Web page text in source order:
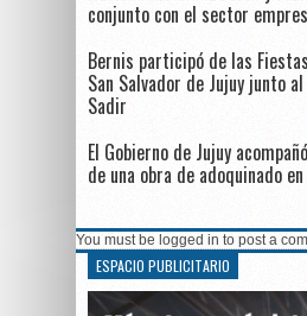
conjunto con el sector
Bernis participó de las
San Salvador de Jujuy junto
Sadir
El Gobierno de Jujuy
de una obra de adoquinado
You must be logged in to post a
ESPACIO PUBLICITARIO